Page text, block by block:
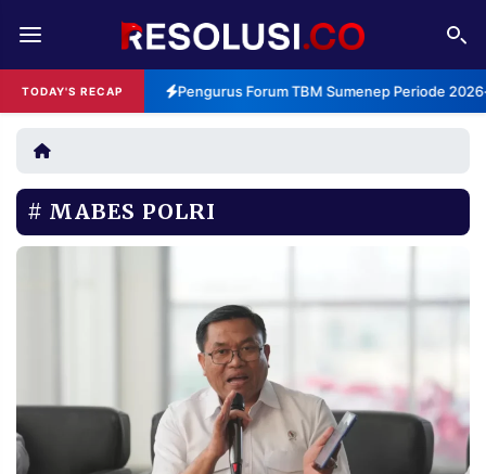
TODAY'S RECAP Pengurus Forum TBM Sumenep Periode
REDAKSI TENTANG
RESOLUSI IKLAN
RUBRIKASI
EDITORIAL AKSARA
NASIONAL
INFORMASI
MABES POLRI